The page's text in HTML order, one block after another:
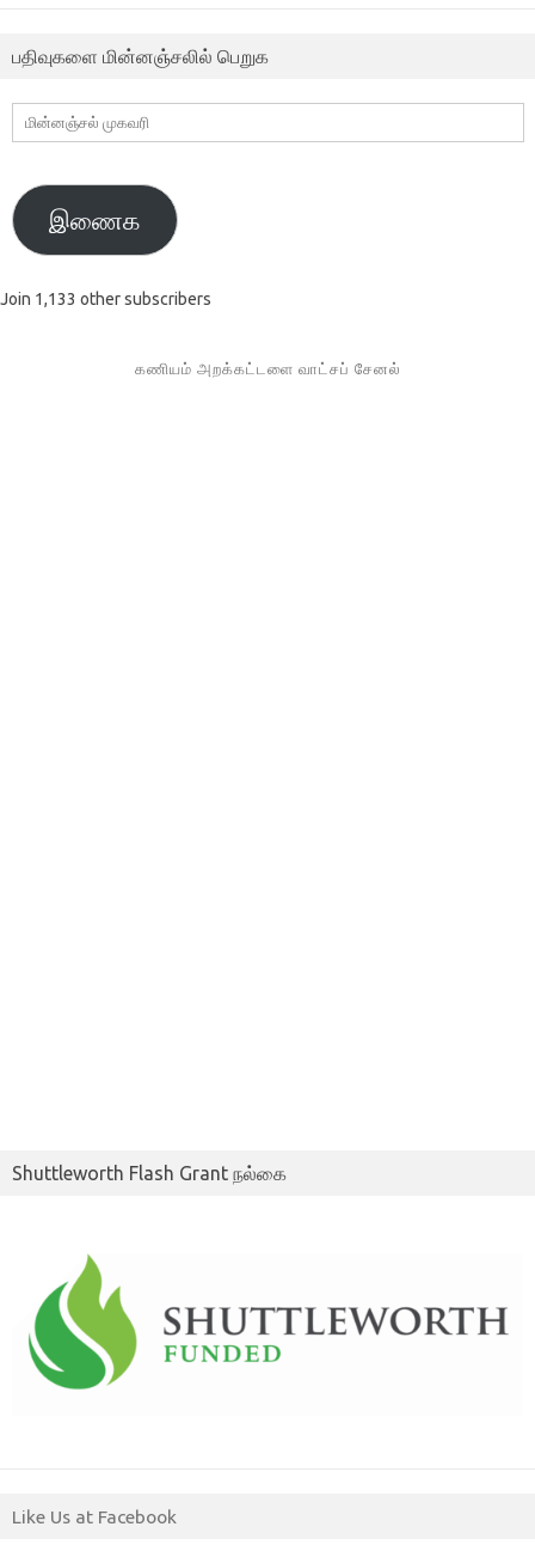
பதிவுகளை மின்னஞ்சலில் பெறுக
மின்னஞ்சல்
முகவரி
இணைக
Join 1,133 other subscribers
கணியம் அறக்கட்டளை வாட்சப் சேனல்
Shuttleworth Flash Grant நல்கை
Like Us at Facebook